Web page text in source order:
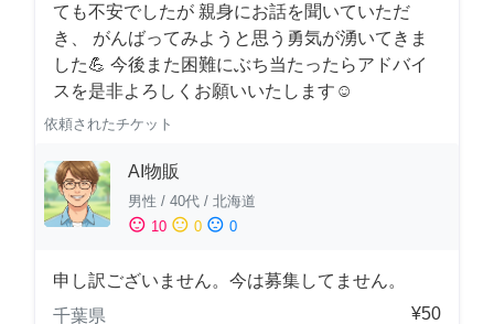
ても不安でしたが 親身にお話を聞いていただ
き、 がんばってみようと思う勇気が湧いてきま
した💪 今後また困難にぶち当たったらアドバイ
スを是非よろしくお願いいたします☺️
依頼されたチケット
AI物販
男性 / 40代 / 北海道
sentiment_satisfied 10 sentiment_neutral 0 sentiment_dissatisfied 0
申し訳ございません。今は募集してません。
千葉県
¥50